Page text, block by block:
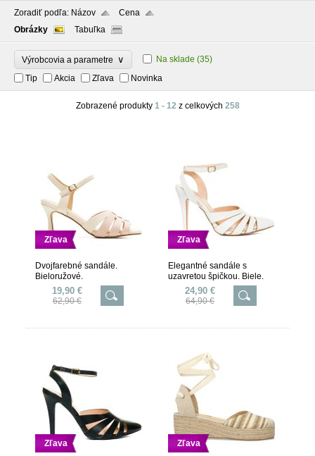
Zoradiť podľa: Názov
Cena
Obrázky
Tabuľka
Výrobcovia a parametre ∨ Na sklade (35)
Tip
Akcia Zľava Novinka
Zobrazené produkty 1 - 12 z celkových 258
Zľava
Dvojfarebné sandále.
Bieloružové.
19,90 €
62,90 €
Zľava
Elegantné sandále s
uzavretou špičkou. Biele.
24,90 €
64,90 €
Zľava Zľava